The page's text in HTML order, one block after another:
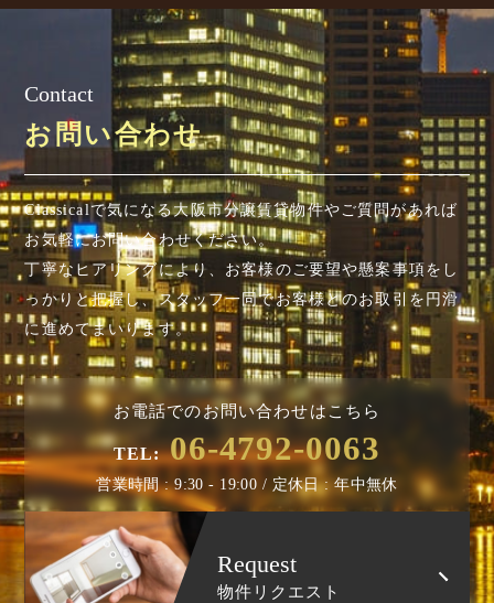
Contact
お問い合わせ
Classicalで気になる大阪市分譲賃貸物件やご質問があれば
お気軽にお問い合わせください。
丁寧なヒアリングにより、お客様のご要望や懸案事項を し
っかりと把握し、スタッフ一同でお客様とのお取引を円滑
に進めてまいります。
お電話でのお問い合わせはこちら
TEL: 06-4792-0063
営業時間 : 9:30 - 19:00 / 定休日 : 年中無休
Request
物件リクエスト